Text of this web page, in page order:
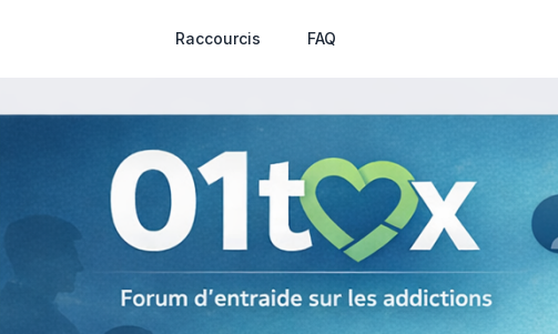
Raccourcis FAQ